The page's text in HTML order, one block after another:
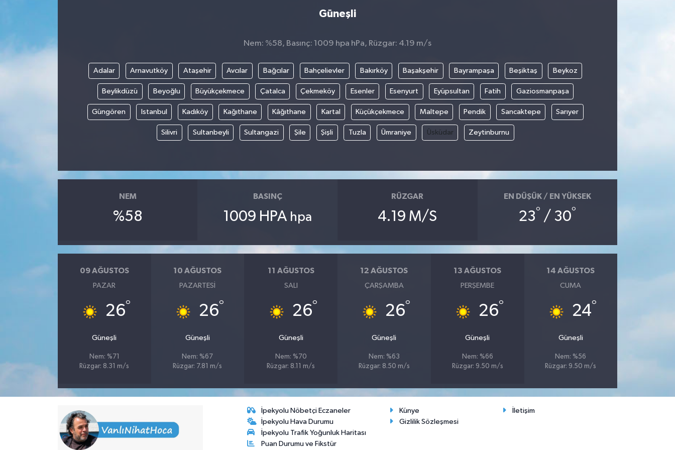
Güneşli
Nem: %58, Basınç: 1009 hpa hPa, Rüzgar: 4.19 m/s
Adalar Arnavutköy Ataşehir Avcılar Bağcılar Bahçelievler Bakırköy Başakşehir Bayrampaşa Beşiktaş Beykoz
Beylikdüzü Beyoğlu Büyükçekmece Çatalca Çekmeköy Esenler Esenyurt Eyüpsultan Fatih Gaziosmanpaşa
Güngören Istanbul Kadıköy Kağıthane Kâğıthane Kartal Küçükçekmece Maltepe Pendik Sancaktepe Sarıyer
Silivri Sultanbeyli Sultangazi Şile Şişli Tuzla Ümraniye Üsküdar Zeytinburnu
NEM
%58
BASINÇ
1009 HPA hpa
RÜZGAR
4.19 M/S
EN DÜŞÜK / EN YÜKSEK
23° / 30°
09 AĞUSTOS
PAZAR
26°
Güneşli
Nem: %71
Rüzgar: 8.31 m/s
10 AĞUSTOS
PAZARTESI
26°
Güneşli
Nem: %67
Rüzgar: 7.81 m/s
11 AĞUSTOS
SALI
26°
Güneşli
Nem: %70
Rüzgar: 8.11 m/s
12 AĞUSTOS
ÇARŞAMBA
26°
Güneşli
Nem: %63
Rüzgar: 8.50 m/s
13 AĞUSTOS
PERŞEMBE
26°
Güneşli
Nem: %66
Rüzgar: 9.50 m/s
14 AĞUSTOS
CUMA
24°
Güneşli
Nem: %56
Rüzgar: 9.50 m/s
İpekyolu Nöbetçi Eczaneler
İpekyolu Hava Durumu
İpekyolu Trafik Yoğunluk Haritası
Puan Durumu ve Fikstür
Künye
İletişim
Gizlilik Sözleşmesi